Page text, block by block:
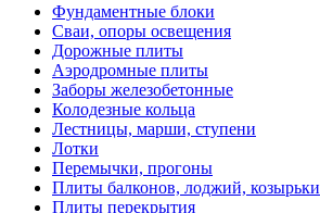
Фундаментные блоки
Сваи, опоры освещения
Дорожные плиты
Аэродромные плиты
Заборы железобетонные
Колодезные кольца
Лестницы, марши, ступени
Лотки
Перемычки, прогоны
Плиты балконов, лоджий, козырьки
Плиты перекрытия